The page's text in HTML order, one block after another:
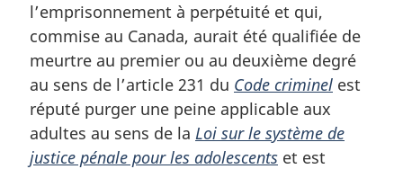
i
n
a
l
:
l’emprisonnement à perpétuité et qui,
commise au Canada, aurait été qualifiée de
meurtre au premier ou au deuxième degré
au sens de l’article 231 du Code criminel est
réputé purger une peine applicable aux
adultes au sens de la Loi sur le système de
justice pénale pour les adolescents et est